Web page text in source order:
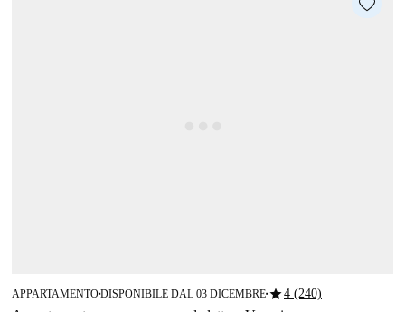
APPARTAMENTO■DISPONIBILE DAL 03 DICEMBRE■star4 (240)